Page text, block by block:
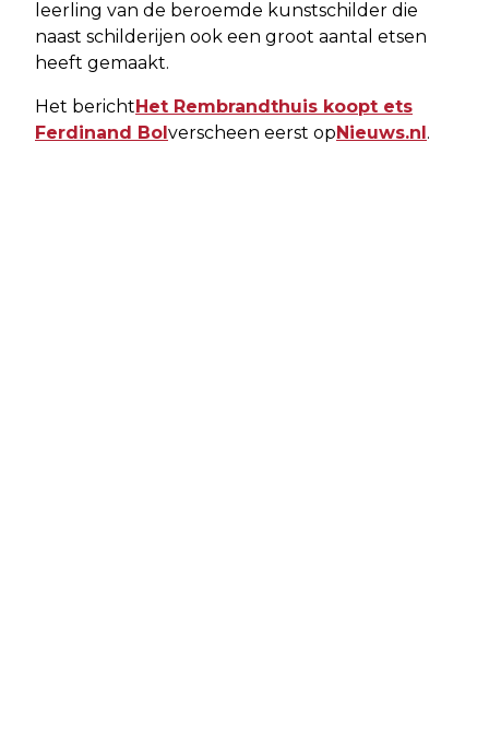
leerling van de beroemde kunstschilder die
naast schilderijen ook een groot aantal etsen
heeft gemaakt.
Het bericht Het Rembrandthuis koopt ets
Ferdinand Bol verscheen eerst op Nieuws.nl .